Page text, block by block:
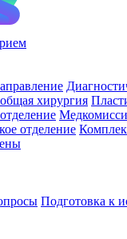
хирургия
отделение
Подготовка к